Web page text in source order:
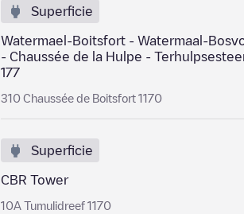
Superficie
Watermael-Boitsfort - Watermaal-
- Chaussée de la Hulpe -
177
310 Chaussée de Boitsfort 1170
Superficie
CBR Tower
10A Tumulidreef 1170